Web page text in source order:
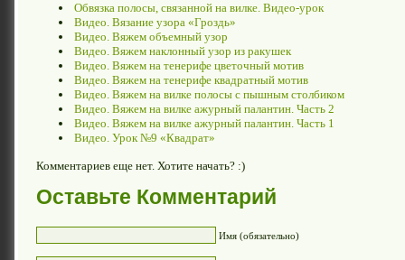
Обвязка полосы, связанной на вилке. Видео-урок
Видео. Вязание узора «Гроздь»
Видео. Вяжем объемный узор
Видео. Вяжем наклонный узор из ракушек
Видео. Вяжем на тенерифе цветочный мотив
Видео. Вяжем на тенерифе квадратный мотив
Видео. Вяжем на вилке полосы с пышным столбиком
Видео. Вяжем на вилке ажурный палантин. Часть 2
Видео. Вяжем на вилке ажурный палантин. Часть 1
Видео. Урок №9 «Квадрат»
Комментариев еще нет. Хотите начать? :)
Оставьте Комментарий
Имя (обязательно)